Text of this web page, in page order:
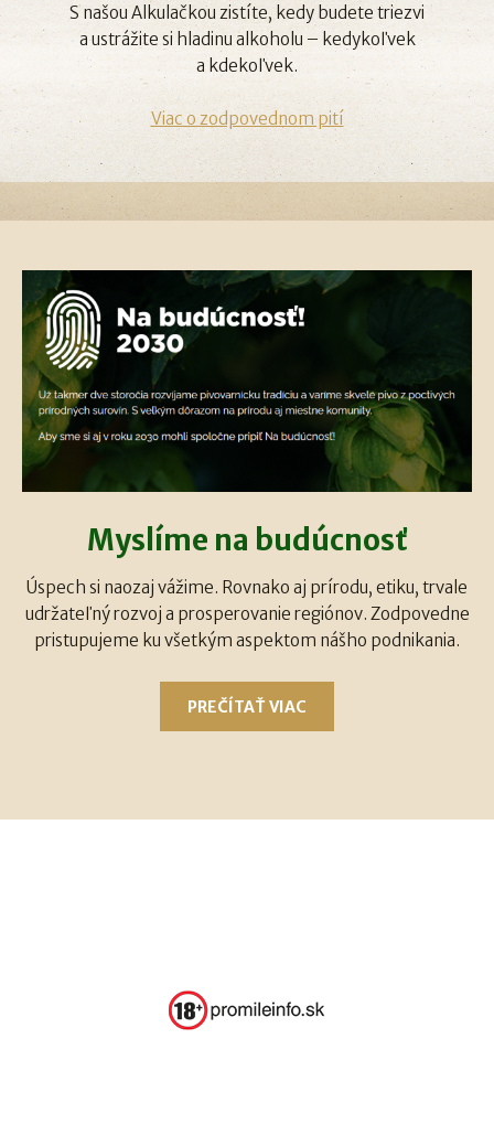
S našou Alkulačkou zistíte, kedy budete triezvi
a ustrážite si hladinu alkoholu – kedykoľvek
a kdekoľvek.
Viac o zodpovednom pití
Myslíme na budúcnosť
Úspech si naozaj vážime. Rovnako aj prírodu, etiku, trvale
udržateľný rozvoj a prosperovanie regiónov. Zodpovedne
pristupujeme ku všetkým aspektom nášho podnikania.
PREČÍTAŤ VIAC